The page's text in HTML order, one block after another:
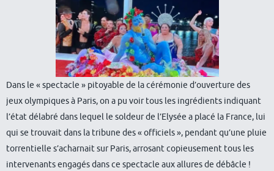
Dans le « spectacle » pitoyable de la cérémonie d’ouverture des
jeux olympiques à Paris, on a pu voir tous les ingrédients indiquant
l’état délabré dans lequel le soldeur de l’Elysée a placé la France, lui
qui se trouvait dans la tribune des « officiels », pendant qu’une pluie
torrentielle s’acharnait sur Paris, arrosant copieusement tous les
intervenants engagés dans ce spectacle aux allures de débâcle !